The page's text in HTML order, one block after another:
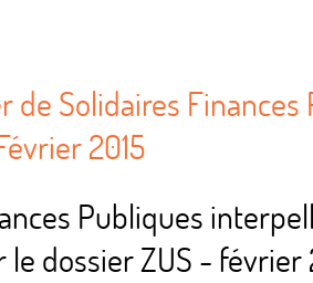
de Solidaires Finances
2015
Publiques
le dossier ZUS - février